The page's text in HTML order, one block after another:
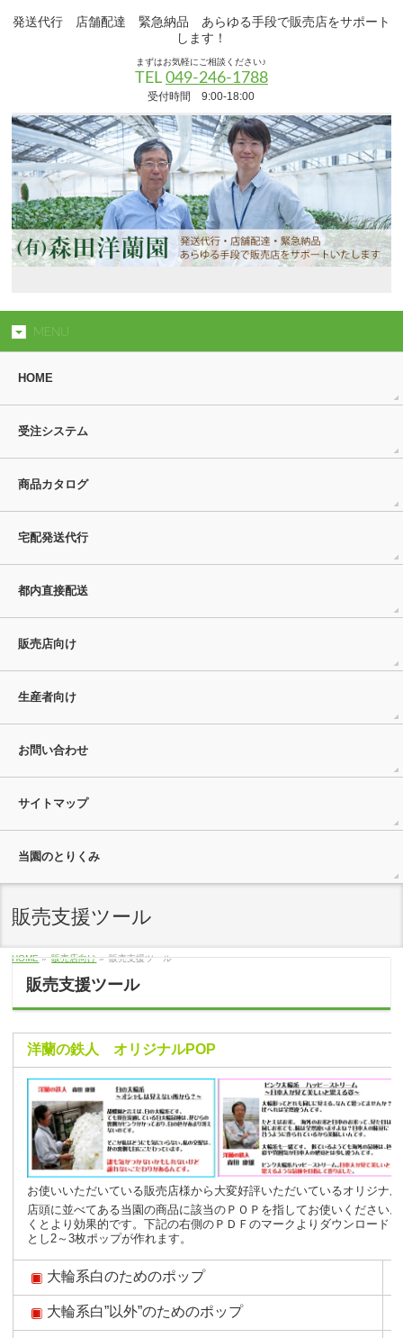
発送代行 店舗配達 緊急納品 あらゆる手段で販売店をサポート
します！
まずはお気軽にご相談ください♪
TEL 049-246-1788
受付時間 9:00-18:00
MENU
HOME
受注システム
商品カタログ
宅配発送代行
都内直接配送
販売店向け
生産者向け
お問い合わせ
サイトマップ
当園のとりくみ
販売支援ツール
HOME» 販売店向け» 販売支援ツール
販売支援ツール
洋蘭の鉄人 オリジナルPOP
お使いいただいている販売店様から大変好評いただいているオリジ
店頭に並べてある当園の商品に該当のＰＯＰを指してお使いください
くとより効果的です。下記の右側のＰＤＦのマークよりダウンロード
とし2～3枚ポップが作れます。
大輪系白のためのポップ
大輪系白”以外”のためのポップ